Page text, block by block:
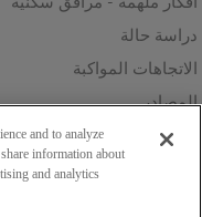
دراسة حالة
الاتجاهات المواكبة
المصادر
الاستدامة
and to analyze
information about
and analytics